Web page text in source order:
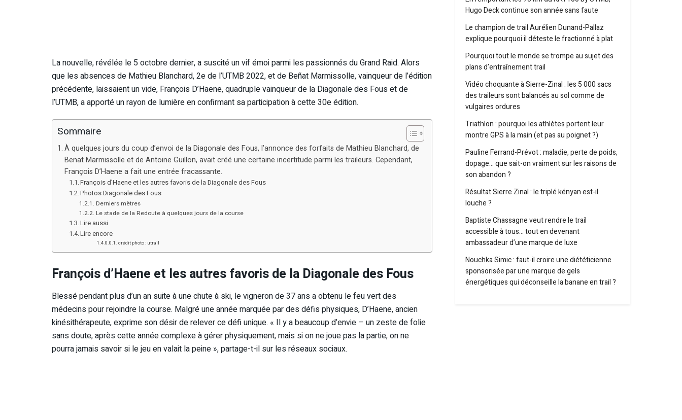
La nouvelle, révélée le 5 octobre dernier, a suscité un vif émoi parmi les passionnés du Grand Raid. Alors
que les absences de Mathieu Blanchard, 2e de l’UTMB 2022, et de Beñat Marmissolle, vainqueur de l’édition
précédente, laissaient un vide, François D’Haene, quadruple vainqueur de la Diagonale des Fous et de
l’UTMB, a apporté un rayon de lumière en confirmant sa participation à cette 30e édition.
Sommaire
À quelques jours du coup d’envoi de la Diagonale des Fous, l’annonce des forfaits de Mathieu Blanchard, de
Benat Marmissolle et de Antoine Guillon, avait créé une certaine incertitude parmi les traileurs. Cependant,
François D’Haene a fait une entrée fracassante.
François d’Haene et les autres favoris de la Diagonale des Fous
Photos Diagonale des Fous
Derniers mètres
Le stade de la Redoute à quelques jours de la course
Lire aussi
Lire encore
crédit photo : utrail
François d’Haene et les autres favoris de la Diagonale des Fous
Blessé pendant plus d’un an suite à une chute à ski, le vigneron de 37 ans a obtenu le feu vert des
médecins pour rejoindre la course. Malgré une année marquée par des défis physiques, D’Haene, ancien
kinésithérapeute, exprime son désir de relever ce défi unique. « Il y a beaucoup d’envie – un zeste de folie
sans doute, après cette année complexe à gérer physiquement, mais si on ne joue pas la partie, on ne
pourra jamais savoir si le jeu en valait la peine », partage-t-il sur les réseaux sociaux.
Hugo Deck continue son année sans faute
Le champion de trail Aurélien Dunand-Pallaz
explique pourquoi il déteste le fractionné à plat
Pourquoi tout le monde se trompe au sujet des
plans d’entraînement trail
Vidéo choquante à Sierre-Zinal : les 5 000 sacs
des traileurs sont balancés au sol comme de
vulgaires ordures
Triathlon : pourquoi les athlètes portent leur
montre GPS à la main (et pas au poignet ?)
Pauline Ferrand-Prévot : maladie, perte de poids,
dopage… que sait-on vraiment sur les raisons de
son abandon ?
Résultat Sierre Zinal : le triplé kényan est-il
louche ?
Baptiste Chassagne veut rendre le trail
accessible à tous… tout en devenant
ambassadeur d’une marque de luxe
Nouchka Simic : faut-il croire une diététicienne
sponsorisée par une marque de gels
énergétiques qui déconseille la banane en trail ?